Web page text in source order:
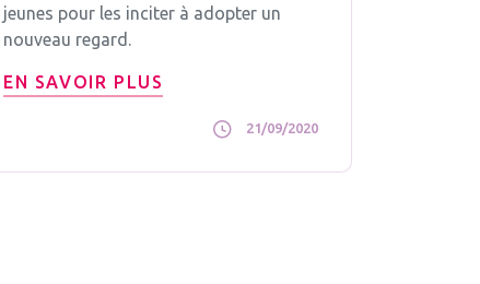
jeunes pour les inciter à adopter un
nouveau regard.
EN SAVOIR PLUS
21/09/2020